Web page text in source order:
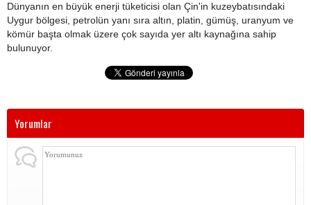
Dünyanın en büyük enerji tüketicisi olan Çin'in kuzeybatısındaki
Uygur bölgesi, petrolün yanı sıra altın, platin, gümüş, uranyum ve
kömür başta olmak üzere çok sayıda yer altı kaynağına sahip
bulunuyor.
Yorumlar